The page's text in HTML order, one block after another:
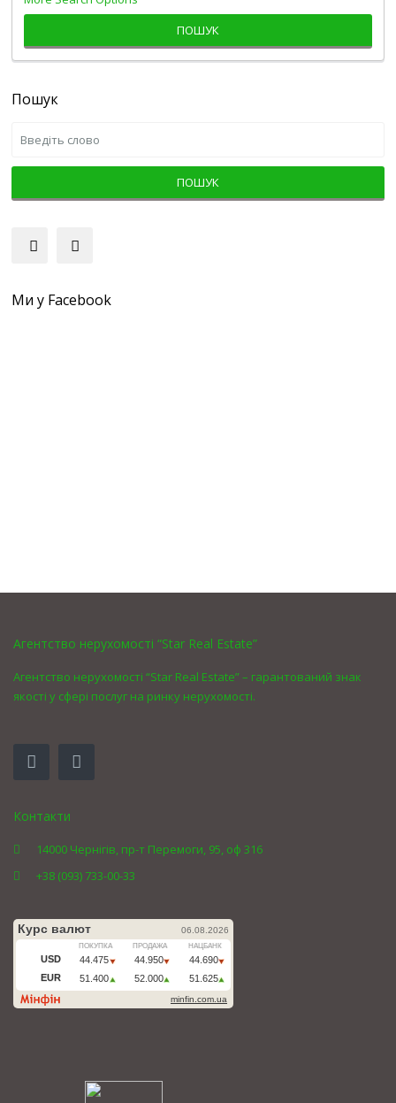
ПОШУК
Пошук
ПОШУК
Ми у Facebook
Агентство нерухомості “Star Real Estate”
Агентство нерухомості “Star Real Estate” – гарантований знак
якості у сфері послуг на ринку нерухомості.
Контакти
14000 Чернігів, пр-т Перемоги, 95, оф 316
+38 (093) 733-00-33